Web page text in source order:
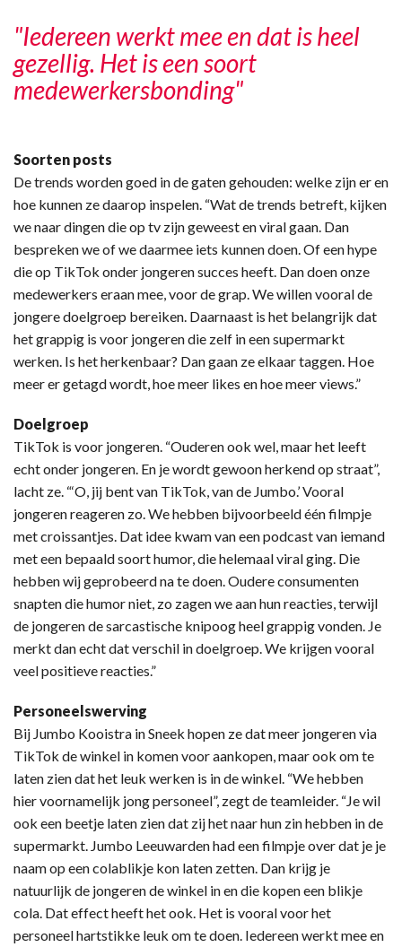
"Iedereen werkt mee en dat is heel
gezellig. Het is een soort
medewerkersbonding"
Soorten posts
De trends worden goed in de gaten gehouden: welke zijn er en
hoe kunnen ze daarop inspelen. “Wat de trends betreft, kijken
we naar dingen die op tv zijn geweest en viral gaan. Dan
bespreken we of we daarmee iets kunnen doen. Of een hype
die op TikTok onder jongeren succes heeft. Dan doen onze
medewerkers eraan mee, voor de grap. We willen vooral de
jongere doelgroep bereiken. Daarnaast is het belangrijk dat
het grappig is voor jongeren die zelf in een supermarkt
werken. Is het herkenbaar? Dan gaan ze elkaar taggen. Hoe
meer er getagd wordt, hoe meer likes en hoe meer views.”
Doelgroep
TikTok is voor jongeren. “Ouderen ook wel, maar het leeft
echt onder jongeren. En je wordt gewoon herkend op straat”,
lacht ze. “‘O, jij bent van TikTok, van de Jumbo.’ Vooral
jongeren reageren zo. We hebben bijvoorbeeld één filmpje
met croissantjes. Dat idee kwam van een podcast van iemand
met een bepaald soort humor, die helemaal viral ging. Die
hebben wij geprobeerd na te doen. Oudere consumenten
snapten die humor niet, zo zagen we aan hun reacties, terwijl
de jongeren de sarcastische knipoog heel grappig vonden. Je
merkt dan echt dat verschil in doelgroep. We krijgen vooral
veel positieve reacties.”
Personeelswerving
Bij Jumbo Kooistra in Sneek hopen ze dat meer jongeren via
TikTok de winkel in komen voor aankopen, maar ook om te
laten zien dat het leuk werken is in de winkel. “We hebben
hier voornamelijk jong personeel”, zegt de teamleider. “Je wil
ook een beetje laten zien dat zij het naar hun zin hebben in de
supermarkt. Jumbo Leeuwarden had een filmpje over dat je je
naam op een colablikje kon laten zetten. Dan krijg je
natuurlijk de jongeren de winkel in en die kopen een blikje
cola. Dat effect heeft het ook. Het is vooral voor het
personeel hartstikke leuk om te doen. Iedereen werkt mee en